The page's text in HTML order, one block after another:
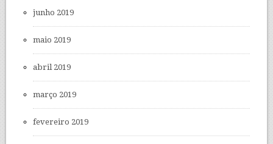
junho 2019
maio 2019
abril 2019
março 2019
fevereiro 2019